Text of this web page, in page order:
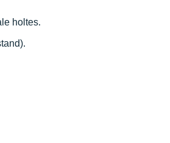
holtes.